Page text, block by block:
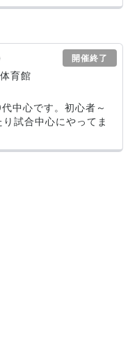
開催終了
育館
中心です。初心者～
試合中心にやってま